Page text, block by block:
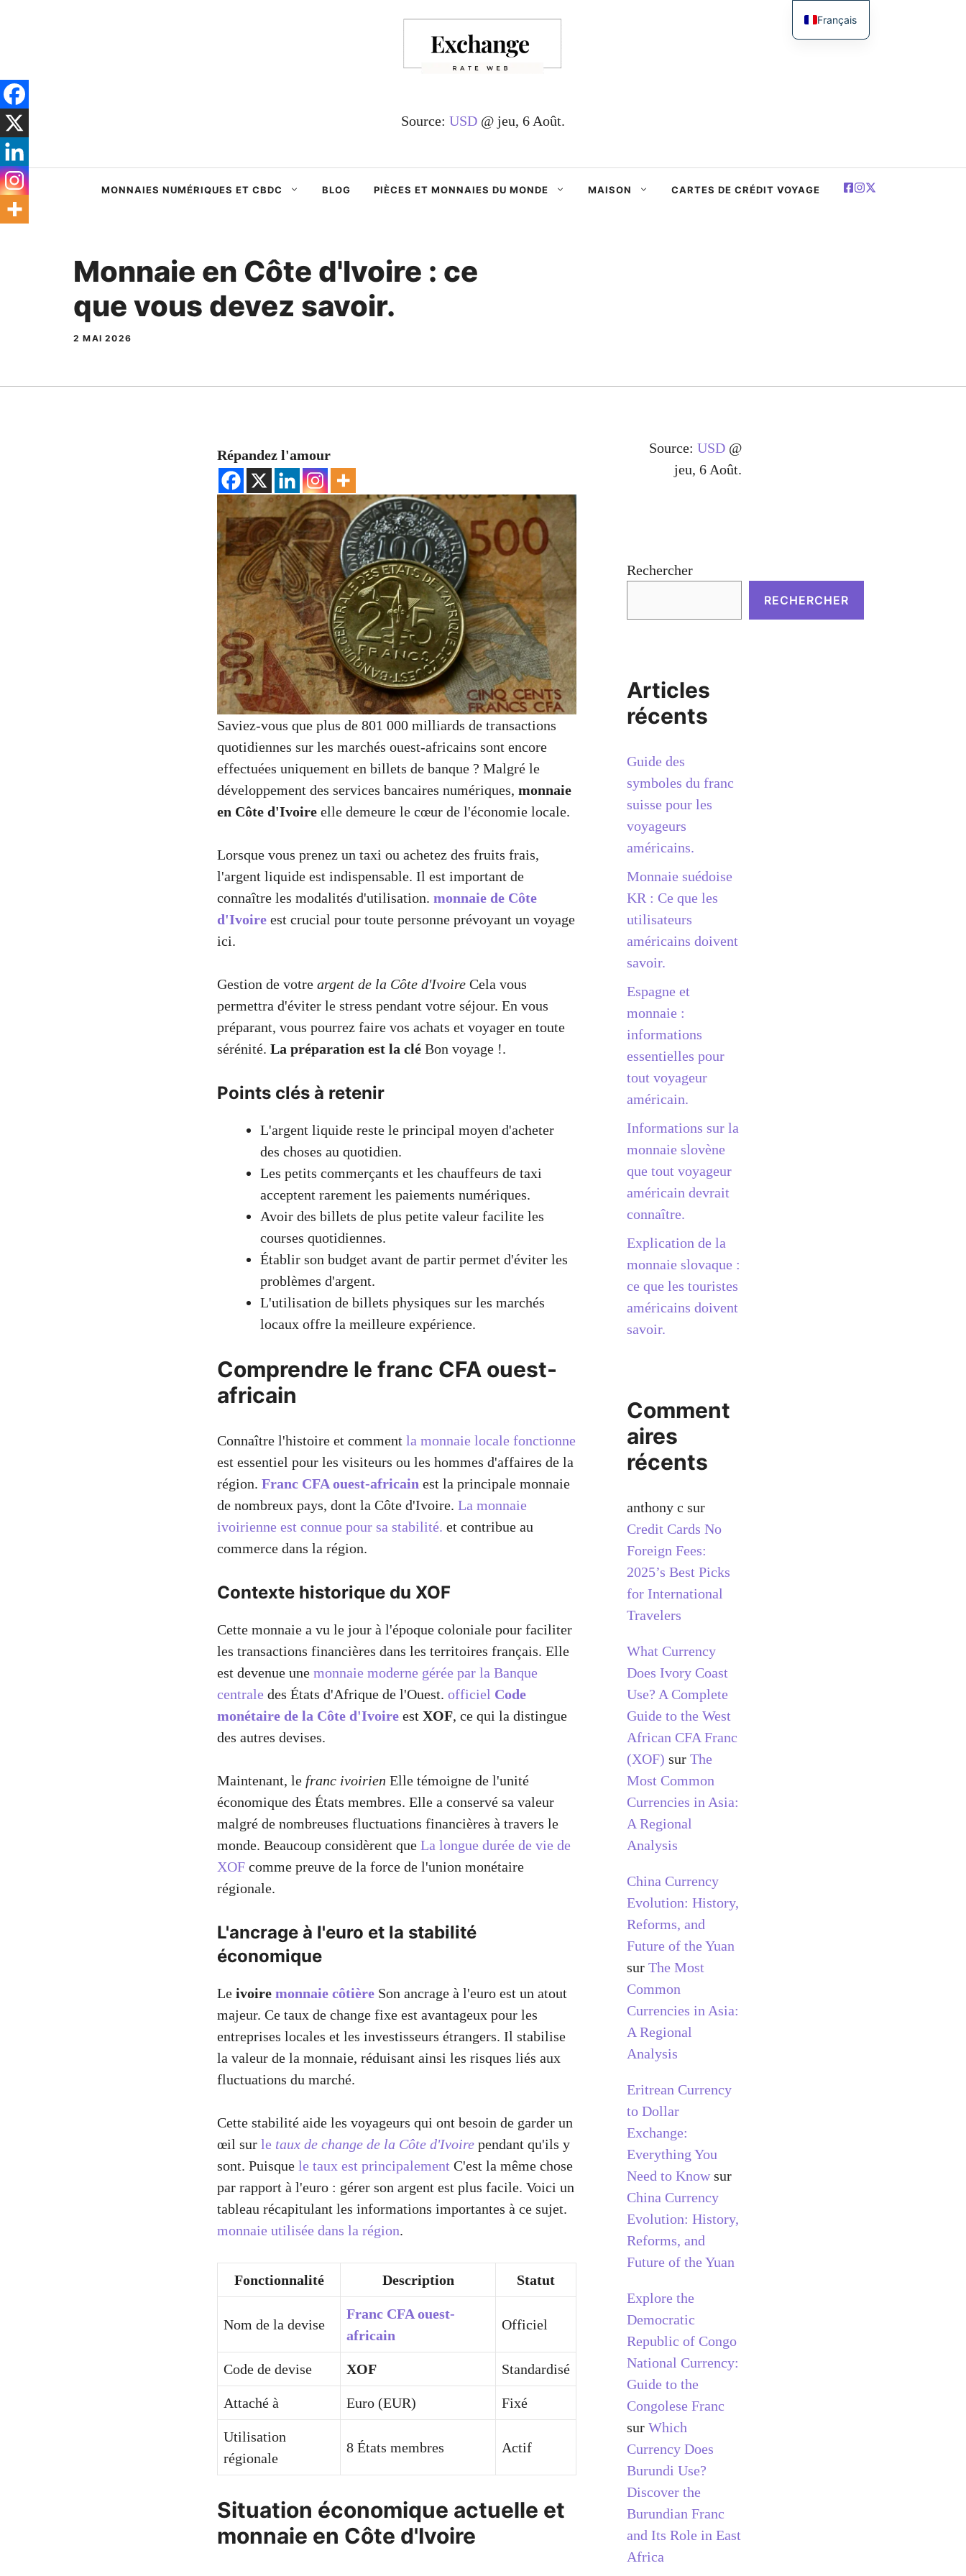
Source: USD @ jeu, 6 Août.
MONNAIES NUMÉRIQUES ET CBDC BLOG PIÈCES ET MONNAIES DU MONDE MAISON CARTES DE CRÉDIT VOYAGE
Monnaie en Côte d'Ivoire : ce
que vous devez savoir.
2 MAI 2026
Répandez l'amour
Saviez-vous que plus de 801 000 milliards de transactions
quotidiennes sur les marchés ouest-africains sont encore
effectuées uniquement en billets de banque ? Malgré le
développement des services bancaires numériques, monnaie
en Côte d'Ivoire elle demeure le cœur de l'économie locale.
Lorsque vous prenez un taxi ou achetez des fruits frais,
l'argent liquide est indispensable. Il est important de
connaître les modalités d'utilisation. monnaie de Côte
d'Ivoire est crucial pour toute personne prévoyant un voyage
ici.
Gestion de votre argent de la Côte d'Ivoire Cela vous
permettra d'éviter le stress pendant votre séjour. En vous
préparant, vous pourrez faire vos achats et voyager en toute
sérénité. La préparation est la clé Bon voyage !.
Points clés à retenir
L'argent liquide reste le principal moyen d'acheter
des choses au quotidien.
Les petits commerçants et les chauffeurs de taxi
acceptent rarement les paiements numériques.
Avoir des billets de plus petite valeur facilite les
courses quotidiennes.
Établir son budget avant de partir permet d'éviter les
problèmes d'argent.
L'utilisation de billets physiques sur les marchés
locaux offre la meilleure expérience.
Comprendre le franc CFA ouest-
africain
Connaître l'histoire et comment la monnaie locale fonctionne
est essentiel pour les visiteurs ou les hommes d'affaires de la
région. Franc CFA ouest-africain est la principale monnaie
de nombreux pays, dont la Côte d'Ivoire. La monnaie
ivoirienne est connue pour sa stabilité. et contribue au
commerce dans la région.
Contexte historique du XOF
Cette monnaie a vu le jour à l'époque coloniale pour faciliter
les transactions financières dans les territoires français. Elle
est devenue une monnaie moderne gérée par la Banque
centrale des États d'Afrique de l'Ouest. officiel Code
monétaire de la Côte d'Ivoire est XOF, ce qui la distingue
des autres devises.
Maintenant, le franc ivoirien Elle témoigne de l'unité
économique des États membres. Elle a conservé sa valeur
malgré de nombreuses fluctuations financières à travers le
monde. Beaucoup considèrent que La longue durée de vie de
XOF comme preuve de la force de l'union monétaire
régionale.
L'ancrage à l'euro et la stabilité
économique
Le ivoire monnaie côtière Son ancrage à l'euro est un atout
majeur. Ce taux de change fixe est avantageux pour les
entreprises locales et les investisseurs étrangers. Il stabilise
la valeur de la monnaie, réduisant ainsi les risques liés aux
fluctuations du marché.
Cette stabilité aide les voyageurs qui ont besoin de garder un
œil sur le taux de change de la Côte d'Ivoire pendant qu'ils y
sont. Puisque le taux est principalement C'est la même chose
par rapport à l'euro : gérer son argent est plus facile. Voici un
tableau récapitulant les informations importantes à ce sujet.
monnaie utilisée dans la région.
Fonctionnalité Description Statut
Nom de la devise
Franc CFA ouest-
africain
Officiel
Code de devise XOF Standardisé
Attaché à Euro (EUR) Fixé
Utilisation
régionale
8 États membres Actif
Situation économique actuelle et
monnaie en Côte d'Ivoire
Source: USD @
jeu, 6 Août.
Rechercher
RECHERCHER
Articles
récents
Guide des
symboles du franc
suisse pour les
voyageurs
américains.
Monnaie suédoise
KR : Ce que les
utilisateurs
américains doivent
savoir.
Espagne et
monnaie :
informations
essentielles pour
tout voyageur
américain.
Informations sur la
monnaie slovène
que tout voyageur
américain devrait
connaître.
Explication de la
monnaie slovaque :
ce que les touristes
américains doivent
savoir.
Comment
aires
récents
anthony c sur
Credit Cards No
Foreign Fees:
2025’s Best Picks
for International
Travelers
What Currency
Does Ivory Coast
Use? A Complete
Guide to the West
African CFA Franc
(XOF) sur The
Most Common
Currencies in Asia:
A Regional
Analysis
China Currency
Evolution: History,
Reforms, and
Future of the Yuan
sur The Most
Common
Currencies in Asia:
A Regional
Analysis
Eritrean Currency
to Dollar
Exchange:
Everything You
Need to Knowsur
China Currency
Evolution: History,
Reforms, and
Future of the Yuan
Explore the
Democratic
Republic of Congo
National Currency:
Guide to the
Congolese Franc
sur Which
Currency Does
Burundi Use?
Discover the
Burundian Franc
and Its Role in East
Africa
Français
English